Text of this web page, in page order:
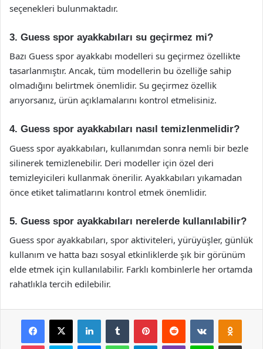
seçenekleri bulunmaktadır.
3. Guess spor ayakkabıları su geçirmez mi?
Bazı Guess spor ayakkabı modelleri su geçirmez özellikte
tasarlanmıştır. Ancak, tüm modellerin bu özelliğe sahip
olmadığını belirtmek önemlidir. Su geçirmez özellik
arıyorsanız, ürün açıklamalarını kontrol etmelisiniz.
4. Guess spor ayakkabıları nasıl temizlenmelidir?
Guess spor ayakkabıları, kullanımdan sonra nemli bir bezle
silinerek temizlenebilir. Deri modeller için özel deri
temizleyicileri kullanmak önerilir. Ayakkabıları yıkamadan
önce etiket talimatlarını kontrol etmek önemlidir.
5. Guess spor ayakkabıları nerelerde kullanılabilir?
Guess spor ayakkabıları, spor aktiviteleri, yürüyüşler, günlük
kullanım ve hatta bazı sosyal etkinliklerde şık bir görünüm
elde etmek için kullanılabilir. Farklı kombinlerle her ortamda
rahatlıkla tercih edilebilir.
Facebook
X LinkedInTumblr PinterestReddit VKontakte
Pocket Skype MessengerWhatsAppTelegramViber Line E-Posta ile